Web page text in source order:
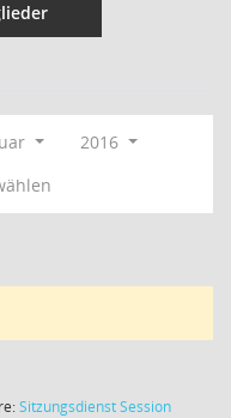
2016
SitzungsdienstSession(Wird in